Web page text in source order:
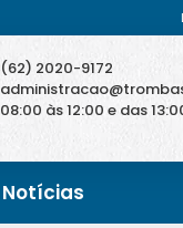
(62) 2020-9172
08:00 às 12:00 e das
Notícias